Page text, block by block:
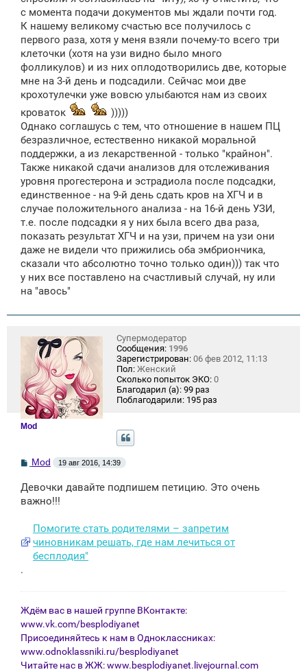
с момента подачи документов мы ждали почти год.
К нашему великому счастью все получилось с
первого раза, хотя у меня взяли почему-то всего три
клеточки (хотя на узи видно было много
фолликулов) и из них оплодотворились две, которые
мне на 3-й день и подсадили. Сейчас мои две
крохотулечки уже вовсю улыбаются нам из своих
кроваток
)))))
Однако соглашусь с тем, что отношение в нашем ПЦ
безразличное, естественно никакой моральной
поддержки, а из лекарственной - только "крайнон".
Также никакой сдачи анализов для отслеживания
уровня прогестерона и эстрадиола после подсадки,
единственное - на 9-й день сдать кров на ХГЧ и в
случае положительного анализа - на 16-й день УЗИ,
т.е. после подсадки я у них была всего два раза,
показать результат ХГЧ и на узи, причем на узи они
даже не видели что прижились оба эмбриончика,
сказали что абсолютно точно только один))) так что
у них все поставлено на счастливый случай, ну или
на "авось"
Mod
Супермодератор
Сообщения: 1996
Зарегистрирован: 06 фев 2012, 11:13
Пол: Женский
Сколько попыток ЭКО: 0
Благодарил (а): 99 раз
Поблагодарили: 195 раз
С
б
щ
е
Mod 19 авг 2016, 14:39
Девочки давайте подпишем петицию. Это очень
важно!!!
Помогите стать родителями – запретим
чиновникам решать, где нам лечиться от
бесплодия"
.
Ждём вас в нашей группе ВКонтакте:
www.vk.com/besplodiyanet
Присоединяйтесь к нам в Одноклассниках:
www.odnoklassniki.ru/besplodiyanet
Читайте нас в ЖЖ:www.besplodiyanet.livejournal.com